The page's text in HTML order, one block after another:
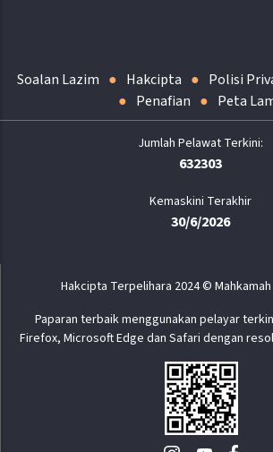
Soalan Lazim Hakcipta
Polisi
Penafian
Peta
632303
Kemaskini Terakhir
30/6/2026
Hakcipta Terpelihara 2024 © Mahkamah
Paparan terbaik menggunakan pelayar
Firefox, Microsoft Edge dan Safari dengan